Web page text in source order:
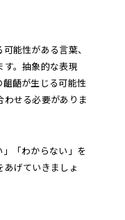
能性がある言葉、
す。抽象的な表現
齟齬が生じる可能性
わせる必要がありま
「わからない」を
あげていきましょ